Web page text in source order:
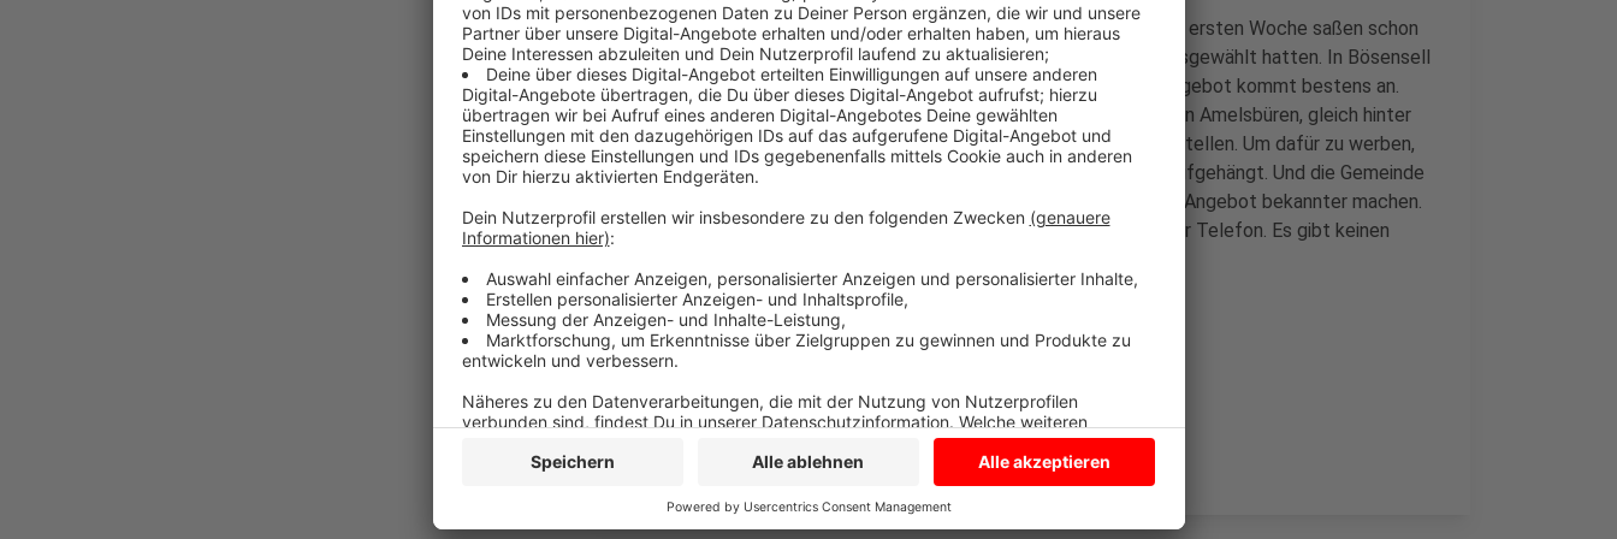
Die Gemeinde schaut heute Nachmittag, wie es läuft. Allein in der ersten Woche saßen schon
110 Menschen im Shuttle, die Start oder Ziel Ottmarsbocholt ausgewählt hatten. In Bösensell
mit dem Bahnhof waren es sogar 150. Also, das ausgeweitete Angebot kommt bestens an.
Das kommit-Shuttle fährt als Halt ja auch den Alexianer-Campus in Amelsbüren, gleich hinter
der Gemeindegrenze an, um einen Anschluss nach Münster herzustellen. Um dafür zu werben,
hat der Bauhof in Senden überall in der Gemeinde große Banner aufgehängt. Und die Gemeinde
hat Prospekte in den Ortsteilen verteilt. Das soll das zusätzliche Angebot bekannter machen.
Die kommit-Shuttles in der Gemeinde Senden fahren per App oder Telefon. Es gibt keinen
Anzeige